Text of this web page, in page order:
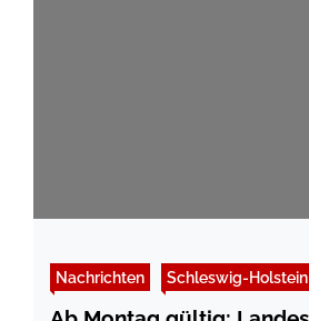
Nachrichten Schleswig-Holstein